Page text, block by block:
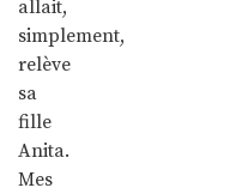
allait,
simplement,
relève
sa
fille
Anita.
Mes